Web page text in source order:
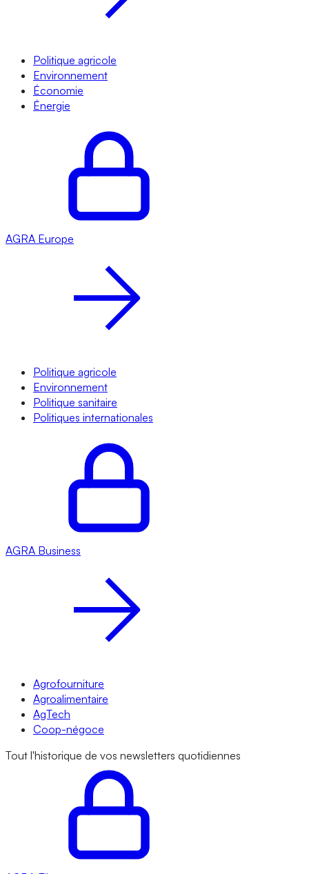
Politique agricole
Environnement
Économie
Énergie
AGRA Europe
Politique agricole
Environnement
Politique sanitaire
Politiques internationales
AGRA Business
Agrofourniture
Agroalimentaire
AgTech
Coop-négoce
Tout l'historique de vos newsletters quotidiennes